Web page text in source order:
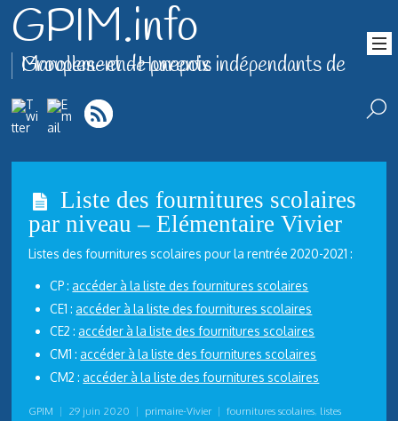
GPIM.info
Groupement de parents indépendants de Marolles-en-Hurepoix
Liste des fournitures scolaires
par niveau – Elémentaire Vivier
Listes des fournitures scolaires pour la rentrée 2020-2021 :
CP : accéder à la liste des fournitures scolaires
CE1 : accéder à la liste des fournitures scolaires
CE2 : accéder à la liste des fournitures scolaires
CM1 : accéder à la liste des fournitures scolaires
CM2 : accéder à la liste des fournitures scolaires
GPIM | 29 juin 2020 | primaire-Vivier | fournitures scolaires, listes